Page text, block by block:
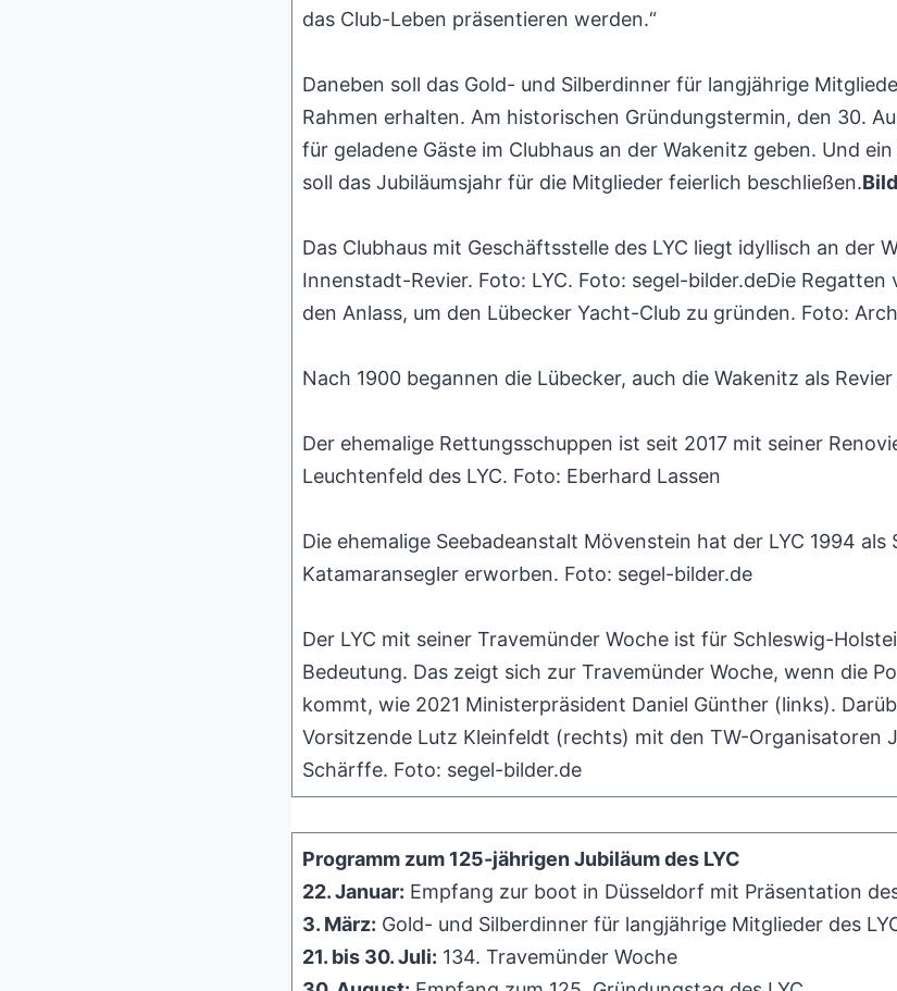
das Club-Leben präsentieren werden.“
Daneben soll das Gold- und Silberdinner für langjährige
Rahmen erhalten. Am historischen Gründungstermin, den 30.
für geladene Gäste im Clubhaus an der Wakenitz geben. Und
soll das Jubiläumsjahr für die Mitglieder feierlich beschließen.
Das Clubhaus mit Geschäftsstelle des LYC liegt idyllisch an der
Innenstadt-Revier. Foto: LYC. Foto: segel-bilder.deDie
den Anlass, um den Lübecker Yacht-Club zu gründen. Foto:
Nach 1900 begannen die Lübecker, auch die Wakenitz als
Der ehemalige Rettungsschuppen ist seit 2017 mit seiner
Leuchtenfeld des LYC. Foto: Eberhard Lassen
Die ehemalige Seebadeanstalt Mövenstein hat der LYC 1994
Katamaransegler erworben. Foto: segel-bilder.de
Der LYC mit seiner Travemünder Woche ist für Schleswig-
Bedeutung. Das zeigt sich zur Travemünder Woche, wenn die
kommt, wie 2021 Ministerpräsident Daniel Günther (links).
Vorsitzende Lutz Kleinfeldt (rechts) mit den TW-Organisatoren
Schärffe. Foto: segel-bilder.de
Programm zum 125-jährigen Jubiläum des LYC
22. Januar: Empfang zur boot in Düsseldorf mit Präsentation
3. März: Gold- und Silberdinner für langjährige Mitglieder des
21. bis 30. Juli: 134. Travemünder Woche